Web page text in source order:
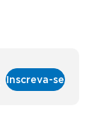
Inscreva-se